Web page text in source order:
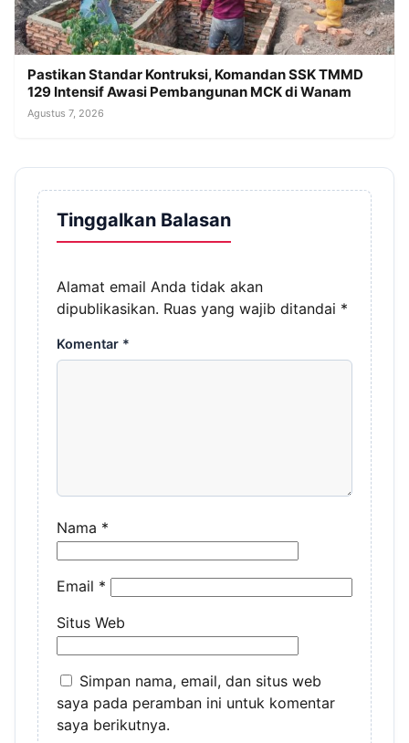
Pastikan Standar Kontruksi, Komandan SSK TMMD
129 Intensif Awasi Pembangunan MCK di Wanam
Agustus 7, 2026
Tinggalkan Balasan
Alamat email Anda tidak akan
dipublikasikan. Ruas yang wajib ditandai *
Komentar *
Nama *
Email *
Situs Web
Simpan nama, email, dan situs web
saya pada peramban ini untuk komentar
saya berikutnya.